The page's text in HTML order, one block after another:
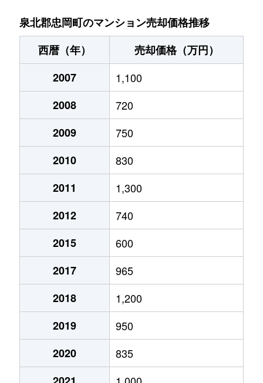
泉北郡忠岡町のマンション売却価格推移
西暦（年）
売却価格（万円）
2007
1,100
2008
720
2009
750
2010
830
2011
1,300
2012
740
2015
600
2017
965
2018
1,200
2019
950
2020
835